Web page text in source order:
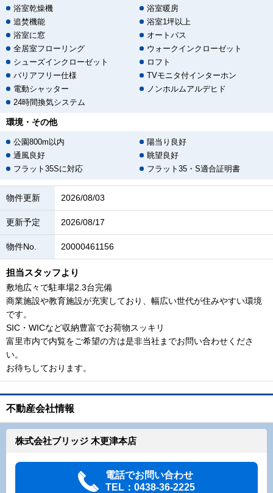
浴室乾燥機
浴室暖房
追焚機能
浴室1坪以上
浴室に窓
オートバス
全居室フローリング
ウォークインクローゼット
シューズインクローゼット
ロフト
バリアフリー仕様
TVモニタ付インターホン
電動シャッター
ノンホルムアルデヒド
24時間換気システム
環境・その他
公園800m以内
陽当り良好
通風良好
眺望良好
フラット35Sに対応
フラット35・S適合証明書
物件更新 2026/08/03
更新予定 2026/08/17
物件No. 20000461156
担当スタッフより
敷地広々で駐車場2.3台完備
商業施設や教育施設が充実しており、幅広い世代が住みやすい環境
です。
SIC・WICなど収納豊富でお荷物スッキリ
富里市内で内覧をご希望の方は是非当社までお問い合わせくださ
い。
お待ちしております。
不動産会社情報
株式会社ブリッジ 木更津本店
電話でお問い合わせ
TEL：0438-36-2225